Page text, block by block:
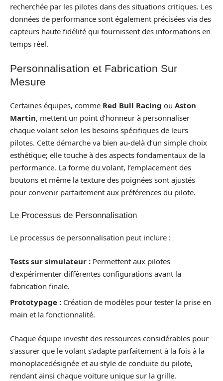
recherchée par les pilotes dans des situations critiques. Les
données de performance sont également précisées via des
capteurs haute fidélité qui fournissent des informations en
temps réel.
Personnalisation et Fabrication Sur
Mesure
Certaines équipes, comme Red Bull Racing ou Aston
Martin, mettent un point d’honneur à personnaliser
chaque volant selon les besoins spécifiques de leurs
pilotes. Cette démarche va bien au-delà d’un simple choix
esthétique; elle touche à des aspects fondamentaux de la
performance. La forme du volant, l’emplacement des
boutons et même la texture des poignées sont ajustés
pour convenir parfaitement aux préférences du pilote.
Le Processus de Personnalisation
Le processus de personnalisation peut inclure :
Tests sur simulateur : Permettent aux pilotes
d’expérimenter différentes configurations avant la
fabrication finale.
Prototypage : Création de modèles pour tester la prise en
main et la fonctionnalité.
Chaque équipe investit des ressources considérables pour
s’assurer que le volant s’adapte parfaitement à la fois à la
monoplacedésignée et au style de conduite du pilote,
rendant ainsi chaque voiture unique sur la grille.